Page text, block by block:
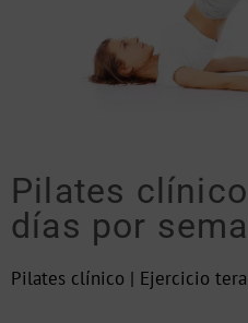
Pilates
días por
Pilates clínico | Ejercicio